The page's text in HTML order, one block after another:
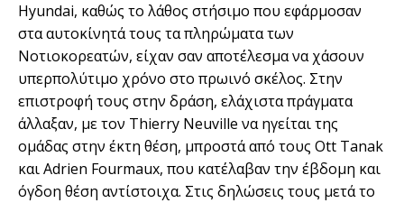
Hyundai, καθώς το λάθος στήσιμο που εφάρμοσαν
στα αυτοκίνητά τους τα πληρώματα των
Νοτιοκορεατών, είχαν σαν αποτέλεσμα να χάσουν
υπερπολύτιμο χρόνο στο πρωινό σκέλος. Στην
επιστροφή τους στην δράση, ελάχιστα πράγματα
άλλαξαν, με τον Thierry Neuville να ηγείται της
ομάδας στην έκτη θέση, μπροστά από τους Ott Tanak
και Adrien Fourmaux, που κατέλαβαν την έβδομη και
όγδοη θέση αντίστοιχα. Στις δηλώσεις τους μετά το